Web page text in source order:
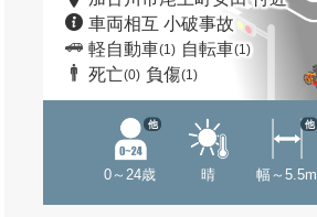
車両相互 小破事故
軽自動車(1) 自転車(1)
死亡(0) 負傷(1)
0～24歳
他
晴 幅～5.5m
他